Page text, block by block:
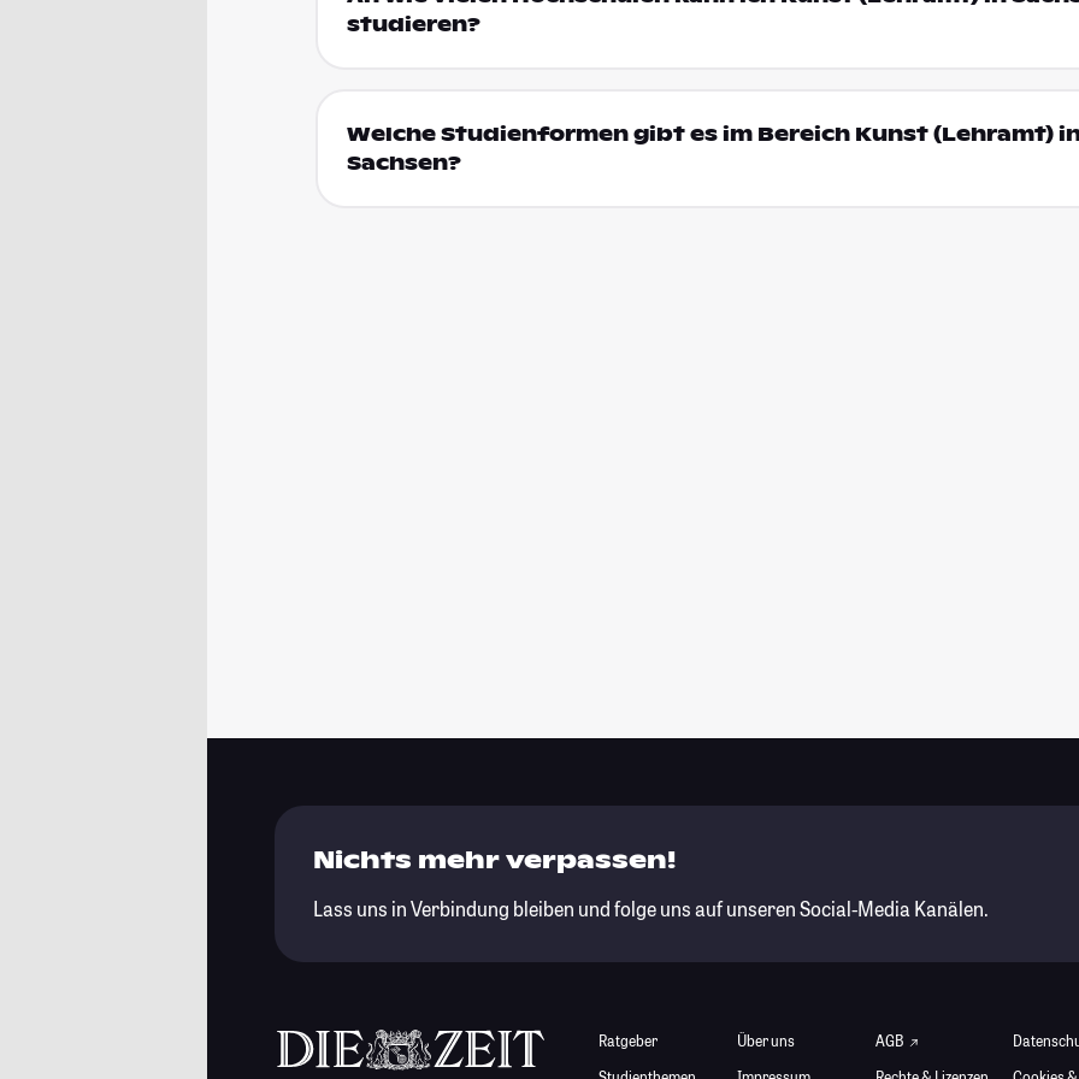
studieren?
Welche Studienformen gibt es im Bereich Kunst (Lehramt)
Sachsen?
Nichts mehr verpassen!
Lass uns in Verbindung bleiben und folge uns auf unseren Social-Media Kanälen.
Ratgeber
Über uns
AGB